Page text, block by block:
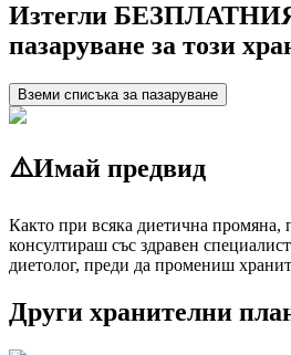
Изтегли
пазаруване за този
Вземи списъка за пазаруване
⚠️Имай предвид
Както при всяка диетична промяна,
консултираш със здравен
диетолог, преди да промениш
Други хранителни